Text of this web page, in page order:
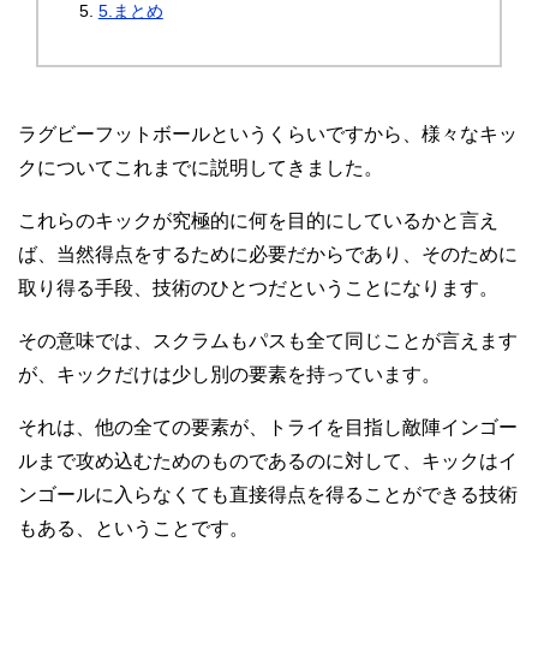
5.まとめ
ラグビーフットボールというくらいですから、様々なキッ
クについてこれまでに説明してきました。
これらのキックが究極的に何を目的にしているかと言え
ば、当然得点をするために必要だからであり、そのために
取り得る手段、技術のひとつだということになります。
その意味では、スクラムもパスも全て同じことが言えます
が、キックだけは少し別の要素を持っています。
それは、他の全ての要素が、トライを目指し敵陣インゴー
ルまで攻め込むためのものであるのに対して、キックはイ
ンゴールに入らなくても直接得点を得ることができる技術
もある、ということです。